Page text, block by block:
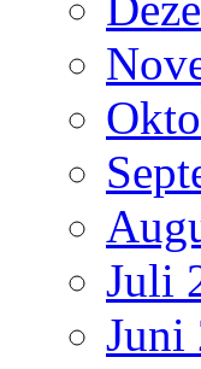
Juli
Juni